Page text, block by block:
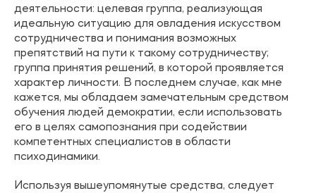
деятельности: целевая группа, реализующая
идеальную ситуацию для овладения искусством
сотрудничества и понимания возможных
препятствий на пути к такому сотрудничеству;
группа принятия решений, в которой проявляется
характер личности. В последнем случае, как мне
кажется, мы обладаем замечательным средством
обучения людей демократии, если использовать
его в целях самопознания при содействии
компетентных специалистов в области
психодинамики.
Используя вышеупомянутые средства, следует